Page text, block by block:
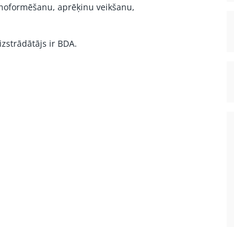
aprēķinu veikšanu,
ir BDA.